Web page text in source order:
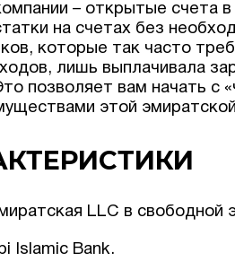
– открытые счета
на счетах без
которые так часто
лишь выплачивала
позволяет вам начать с
этой
LLC в свободной
Islamic Bank.